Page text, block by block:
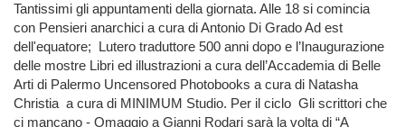
Tantissimi gli appuntamenti della giornata. Alle 18 si comincia
con Pensieri anarchici a cura di Antonio Di Grado Ad est
dell'equatore; Lutero traduttore 500 anni dopo e l’Inaugurazione
delle mostre Libri ed illustrazioni a cura dell’Accademia di Belle
Arti di Palermo Uncensored Photobooks a cura di Natasha
Christia a cura di MINIMUM Studio. Per il ciclo Gli scrittori che
ci mancano - Omaggio a Gianni Rodari sarà la volta di “A